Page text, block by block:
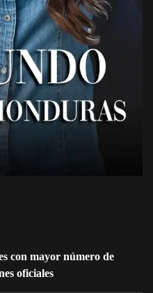
con mayor número de
oficiales